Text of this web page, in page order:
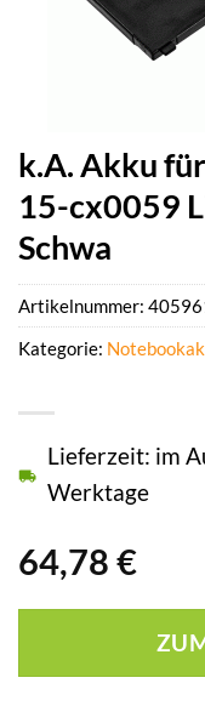
k.A. Akku
15-cx0059
Schwa
64,78 €
Lieferzeit: im
Werktage
Artikelnummer:
Kategorie: